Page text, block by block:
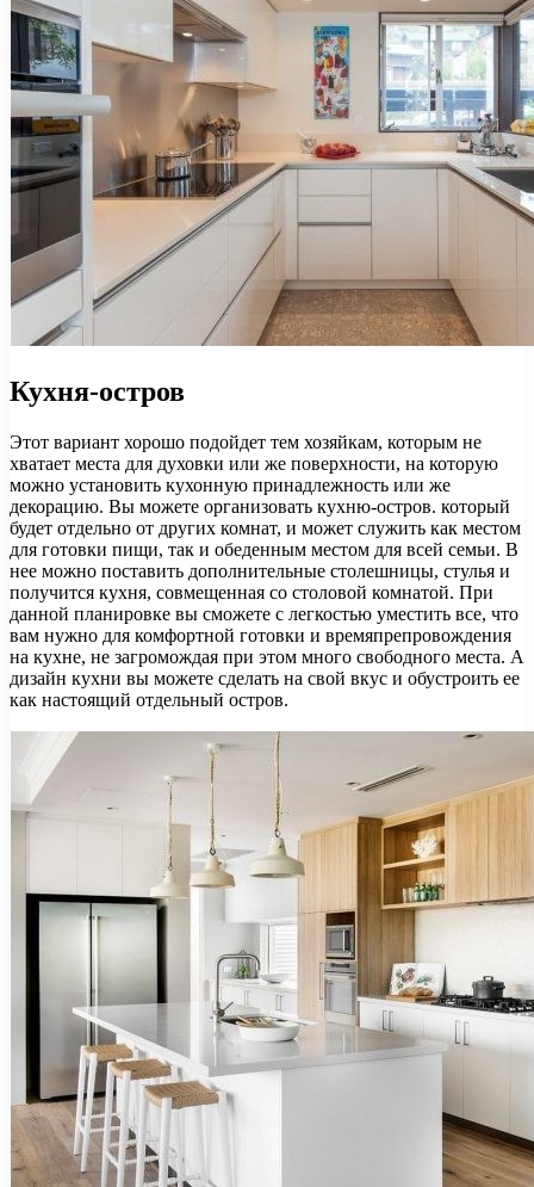
Кухня-остров
Этот вариант хорошо подойдет тем хозяйкам, которым не
хватает места для духовки или же поверхности, на которую
можно установить кухонную принадлежность или же
декорацию. Вы можете организовать кухню-остров. который
будет отдельно от других комнат, и может служить как местом
для готовки пищи, так и обеденным местом для всей семьи. В
нее можно поставить дополнительные столешницы, стулья и
получится кухня, совмещенная со столовой комнатой. При
данной планировке вы сможете с легкостью уместить все, что
вам нужно для комфортной готовки и времяпрепровождения
на кухне, не загромождая при этом много свободного места. А
дизайн кухни вы можете сделать на свой вкус и обустроить ее
как настоящий отдельный остров.